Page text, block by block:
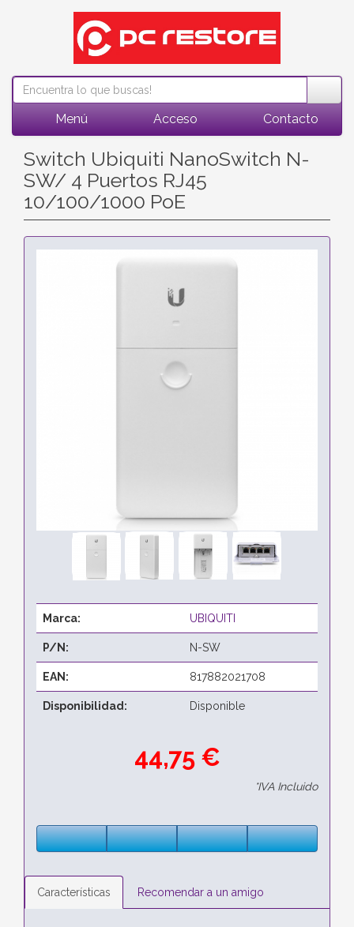
Menú Acceso Contacto
Switch Ubiquiti NanoSwitch N-
SW/ 4 Puertos RJ45
10/100/1000 PoE
Marca: UBIQUITI
P/N: N-SW
EAN: 817882021708
Disponibilidad: Disponible
44,75 €
*IVA Incluido
Características Recomendar a un amigo